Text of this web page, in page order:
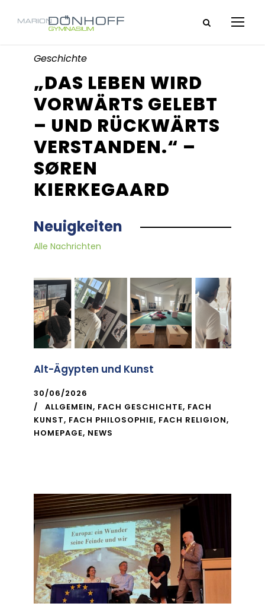
Geschichte
„DAS LEBEN WIRD
VORWÄRTS GELEBT
– UND RÜCKWÄRTS
VERSTANDEN.“ –
SØREN
KIERKEGAARD
Neuigkeiten
Alle Nachrichten
Alt-Ägypten und Kunst
30/06/2026
ALLGEMEIN, FACH GESCHICHTE, FACH
KUNST, FACH PHILOSOPHIE, FACH RELIGION,
HOMEPAGE, NEWS